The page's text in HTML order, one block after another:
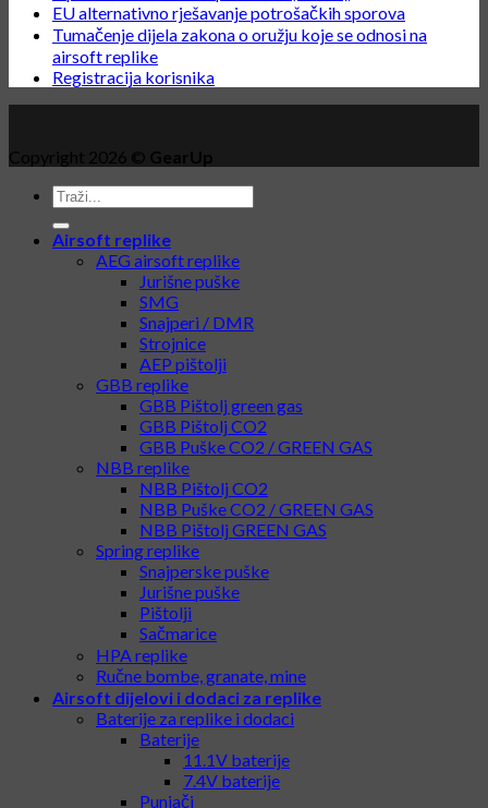
EU alternativno rješavanje potrošačkih sporova
Tumačenje dijela zakona o oružju koje se odnosi na
airsoft replike
Registracija korisnika
Copyright 2026 © GearUp
Airsoft replike
AEG airsoft replike
Jurišne puške
SMG
Snajperi / DMR
Strojnice
AEP pištolji
GBB replike
GBB Pištolj green gas
GBB Pištolj CO2
GBB Puške CO2 / GREEN GAS
NBB replike
NBB Pištolj CO2
NBB Puške CO2 / GREEN GAS
NBB Pištolj GREEN GAS
Spring replike
Snajperske puške
Jurišne puške
Pištolji
Sačmarice
HPA replike
Ručne bombe, granate, mine
Airsoft dijelovi i dodaci za replike
Baterije za replike i dodaci
Baterije
11.1V baterije
7.4V baterije
Punjači